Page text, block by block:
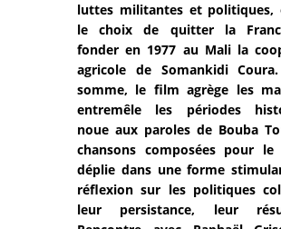
luttes militantes et
le choix de quitter la
fonder en 1977 au Mali la
agricole de Somankidi
somme, le film agrège les
entremêle les périodes
noue aux paroles de Bouba
chansons composées pour
déplie dans une forme
réflexion sur les politiques
leur persistance, leur